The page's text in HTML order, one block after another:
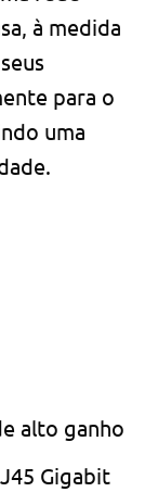
à medida
para o
uma
alto ganho
Gigabit